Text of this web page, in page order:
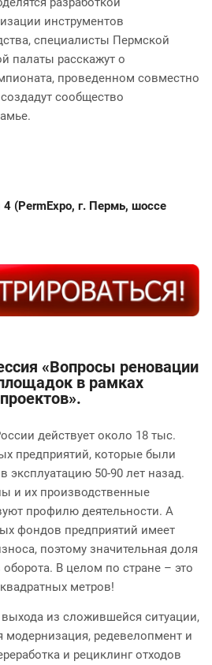
инструментов
специалисты Пермской
палаты расскажут о
проведенном совместно
сообщество
(PermExpo, г. Пермь, шоссе
«Вопросы реновации
в рамках
действует около 18 тыс.
предприятий, которые были
эксплуатацию 50-90 лет назад.
и их производственные
профилю деятельности. А
фондов предприятий имеет
поэтому значительная доля
В целом по стране – это
метров!
из сложившейся ситуации,
редевелопмент и
и рециклинг отходов